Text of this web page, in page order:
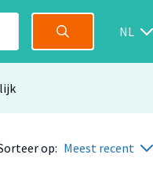
NL
op: Meest recent